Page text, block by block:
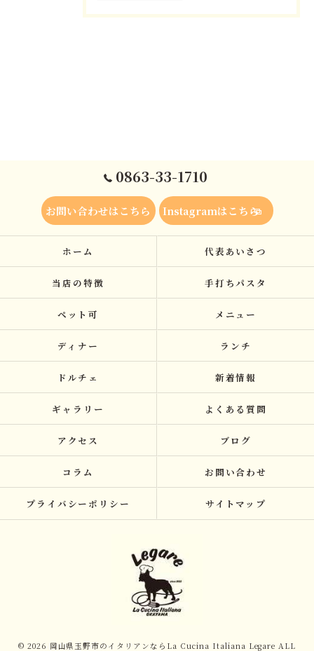
0863-33-1710
お問い合わせはこちら Instagramはこちら
ホーム 代表あいさつ
当店の特徴 手打ちパスタ
ペット可 メニュー
ディナー ランチ
ドルチェ 新着情報
ギャラリー よくある質問
アクセス ブログ
コラム お問い合わせ
プライバシーポリシー サイトマップ
© 2026 岡山県玉野市のイタリアンならLa Cucina Italiana Legare ALL